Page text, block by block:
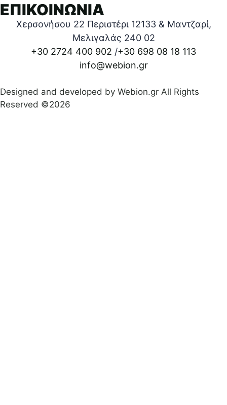
ΕΠΙΚΟΙΝΩΝΙΑ
Χερσονήσου 22 Περιστέρι 12133 & Μαντζαρί,
Μελιγαλάς 240 02
+30 2724 400 902 /+30 698 08 18 113
info@webion.gr
Designed and developed by Webion.gr All Rights
Reserved ©2026